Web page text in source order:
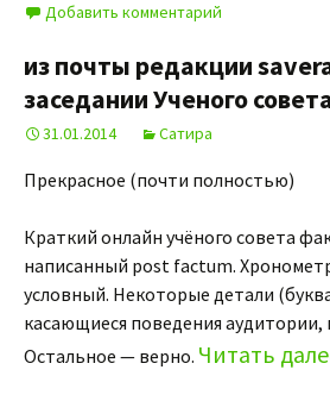
Добавить комментарий
из почты редакции
заседании Ученого
31.01.2014 Сатира
Прекрасное (почти полностью)
Краткий онлайн учёного совета
написанный post factum.
условный. Некоторые детали
касающиеся поведения аудитории,
Остальное — верно. Читать